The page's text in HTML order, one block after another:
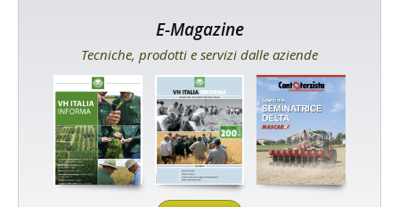
E-Magazine
Tecniche, prodotti e servizi dalle aziende